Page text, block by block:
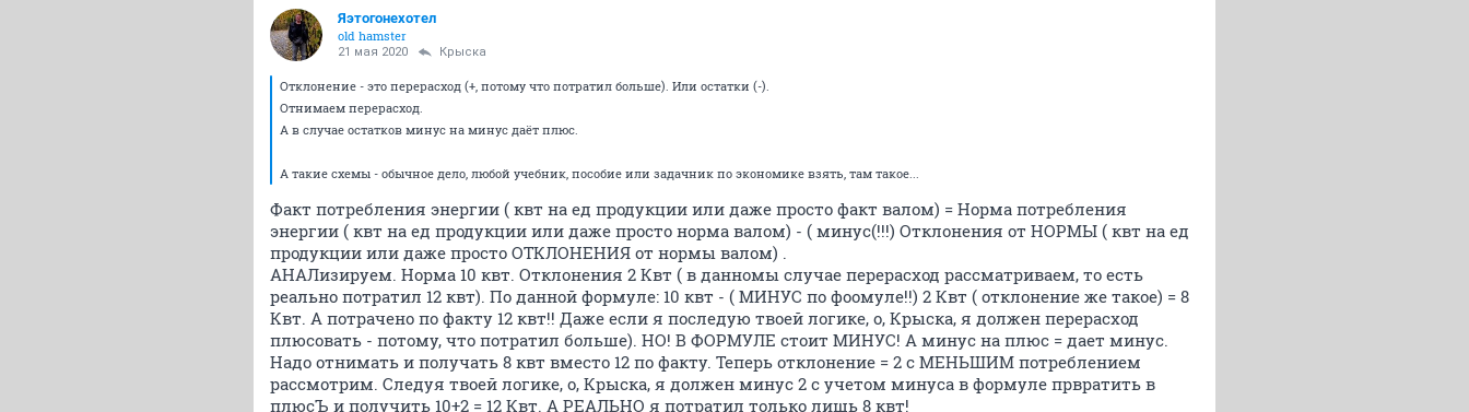
Яэтогонехотел
old hamster
21 мая 2020 Крыска
Отклонение - это перерасход (+, потому что потратил больше). Или остатки (-).
Отнимаем перерасход.
А в случае остатков минус на минус даёт плюс.
А такие схемы - обычное дело, любой учебник, пособие или задачник по экономике взять, там такое...
Факт потребления энергии ( квт на ед продукции или даже просто факт валом) = Норма потребления
энергии ( квт на ед продукции или даже просто норма валом) - ( минус(!!!) Отклонения от НОРМЫ ( квт на ед
продукции или даже просто ОТКЛОНЕНИЯ от нормы валом) .
АНАЛизируем. Норма 10 квт. Отклонения 2 Квт ( в данномы случае перерасход рассматриваем, то есть
реально потратил 12 квт). По данной формуле: 10 квт - ( МИНУС по фоомуле!!) 2 Квт ( отклонение же такое) = 8
Квт. А потрачено по факту 12 квт!! Даже если я последую твоей логике, о, Крыска, я должен перерасход
плюсовать - потому, что потратил больше). НО! В ФОРМУЛЕ стоит МИНУС! А минус на плюс = дает минус.
Надо отнимать и получать 8 квт вместо 12 по факту. Теперь отклонение = 2 с МЕНЬШИМ потреблением
рассмотрим. Следуя твоей логике, о, Крыска, я должен минус 2 с учетом минуса в формуле првратить в
плюсЪ и получить 10+2 = 12 Квт. А РЕАЛЬНО я потратил только лишь 8 квт!